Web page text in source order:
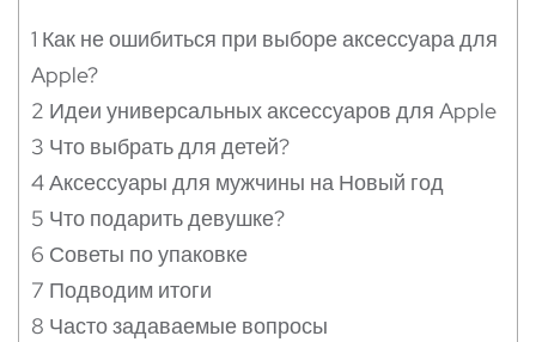
1 Как не ошибиться при выборе аксессуара для
Apple?
2 Идеи универсальных аксессуаров для Apple
3 Что выбрать для детей?
4Аксессуары для мужчины на Новый год
5 Что подарить девушке?
6 Советы по упаковке
7 Подводим итоги
8 Часто задаваемые вопросы